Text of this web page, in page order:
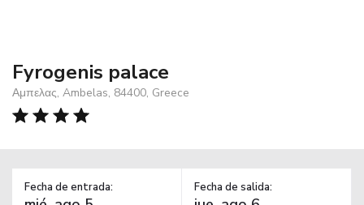
Fyrogenis palace
Αμπελας, Ambelas, 84400, Greece
Fecha de entrada: Fecha de salida: